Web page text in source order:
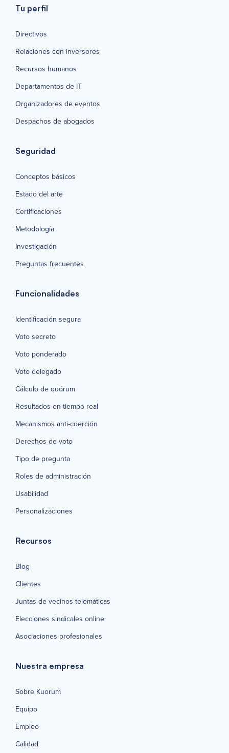
Tu perfil
Directivos
Relaciones con inversores
Recursos humanos
Departamentos de IT
Organizadores de eventos
Despachos de abogados
Seguridad
Conceptos básicos
Estado del arte
Certificaciones
Metodología
Investigación
Preguntas frecuentes
Funcionalidades
Identificación segura
Voto secreto
Voto ponderado
Voto delegado
Cálculo de quórum
Resultados en tiempo real
Mecanismos anti-coerción
Derechos de voto
Tipo de pregunta
Roles de administración
Usabilidad
Personalizaciones
Recursos
Blog
Clientes
Juntas de vecinos telemáticas
Elecciones sindicales online
Asociaciones profesionales
Nuestra empresa
Sobre Kuorum
Equipo
Empleo
Calidad